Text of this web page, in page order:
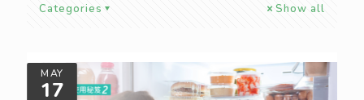
Categories Show all
MAY
17